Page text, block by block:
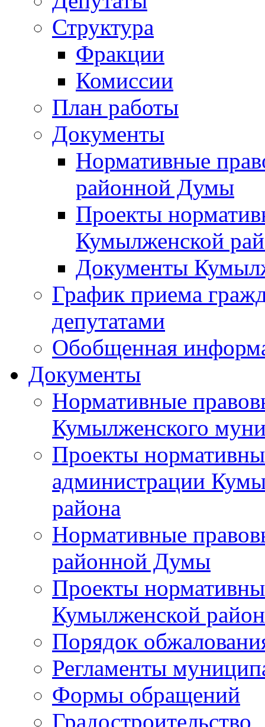
Структура
Фракции
Комиссии
План работы
Документы
Нормативные
районной Думы
Проекты
Кумылженской
Документы
График приема
депутатами
Обобщенная
Документы
Нормативные
Кумылженского
Проекты
администрации
района
Нормативные
районной Думы
Проекты
Кумылженской
Порядок
Регламенты
Формы обращений
Градостроительство